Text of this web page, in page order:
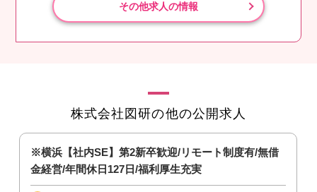
その他求人の情報
株式会社図研の他の公開求人
※横浜【社内SE】第2新卒歓迎/リモート制度有/無借
金経営/年間休日127日/福利厚生充実